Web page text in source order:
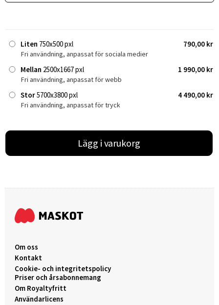
Liten 750x500 pxl 790,00 kr
Fri användning, anpassat för sociala medier
Mellan 2500x1667 pxl 1 990,00 kr
Fri användning, anpassat för webb
Stor5700x3800 pxl 4 490,00 kr
Fri användning, anpassat för tryck
Lägg i varukorg
Om oss
Kontakt
Cookie- och integritetspolicy
Priser och årsabonnemang
Om Royaltyfritt
Användarlicens